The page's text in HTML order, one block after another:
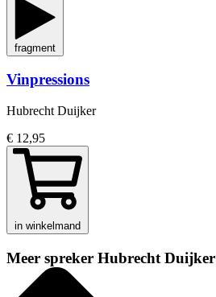
fragment
Vinpressions
Hubrecht Duijker
€ 12,95
in winkelmand
Meer spreker Hubrecht Duijker